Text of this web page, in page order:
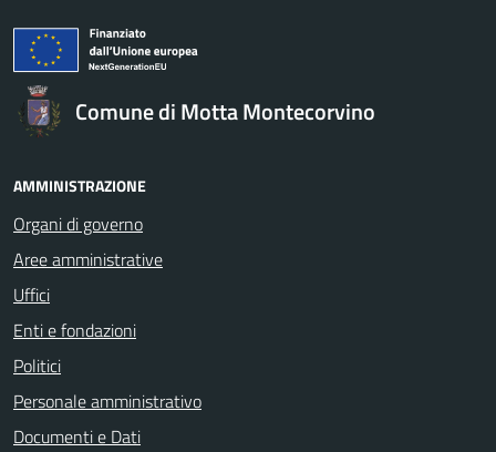
Comune di Motta Montecorvino
AMMINISTRAZIONE
Organi di governo
Aree amministrative
Uffici
Enti e fondazioni
Politici
Personale amministrativo
Documenti e Dati